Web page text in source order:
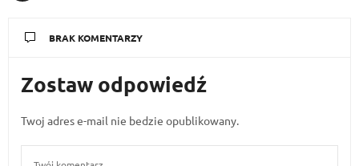
BRAK KOMENTARZY
Zostaw odpowiedź
Twoj adres e-mail nie bedzie opublikowany.